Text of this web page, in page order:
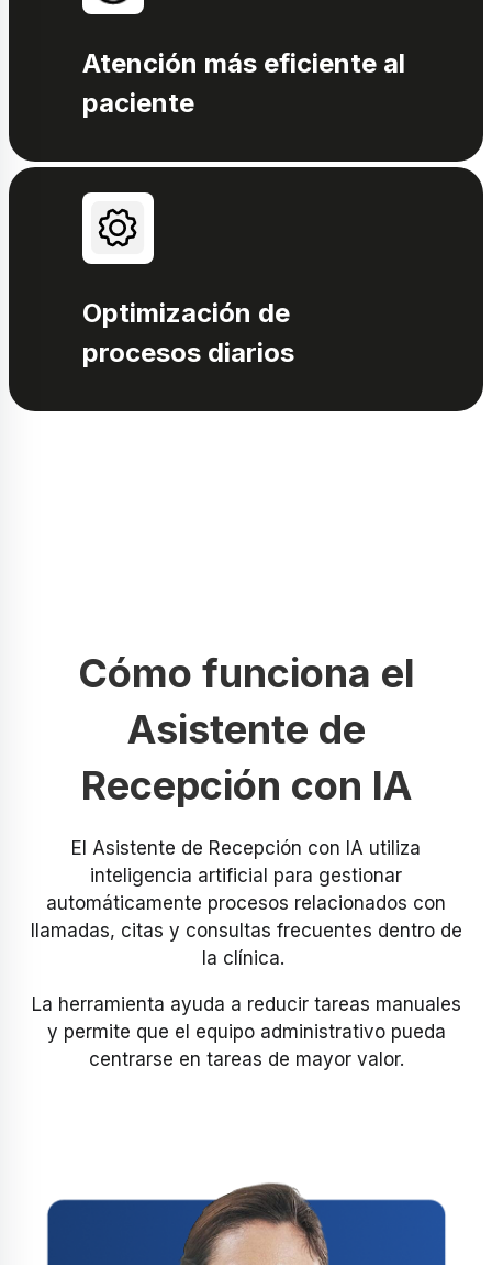
Atención más eficiente al
paciente
Optimización de
procesos diarios
Cómo funciona el
Asistente de
Recepción con IA
El Asistente de Recepción con IA utiliza
inteligencia artificial para gestionar
automáticamente procesos relacionados con
llamadas, citas y consultas frecuentes dentro de
la clínica.
La herramienta ayuda a reducir tareas manuales
y permite que el equipo administrativo pueda
centrarse en tareas de mayor valor.